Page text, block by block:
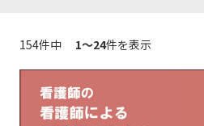
154件中 1～24件を表示